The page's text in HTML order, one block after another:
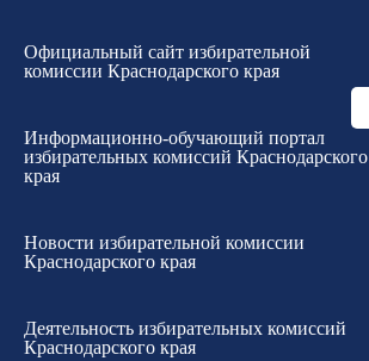
Официальный сайт избирательной
комиссии Краснодарского края
Информационно-обучающий портал
избирательных комиссий Краснодарского
края
Новости избирательной комиссии
Краснодарского края
Деятельность избирательных комиссий
Краснодарского края